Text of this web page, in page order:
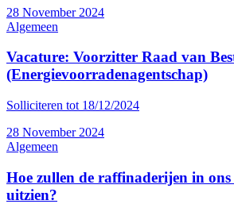
28 November 2024
Algemeen
Vacature: Voorzitter Raad van
(Energievoorradenagentschap)
Solliciteren tot 18/12/2024
28 November 2024
Algemeen
Hoe zullen de raffinaderijen in
uitzien?